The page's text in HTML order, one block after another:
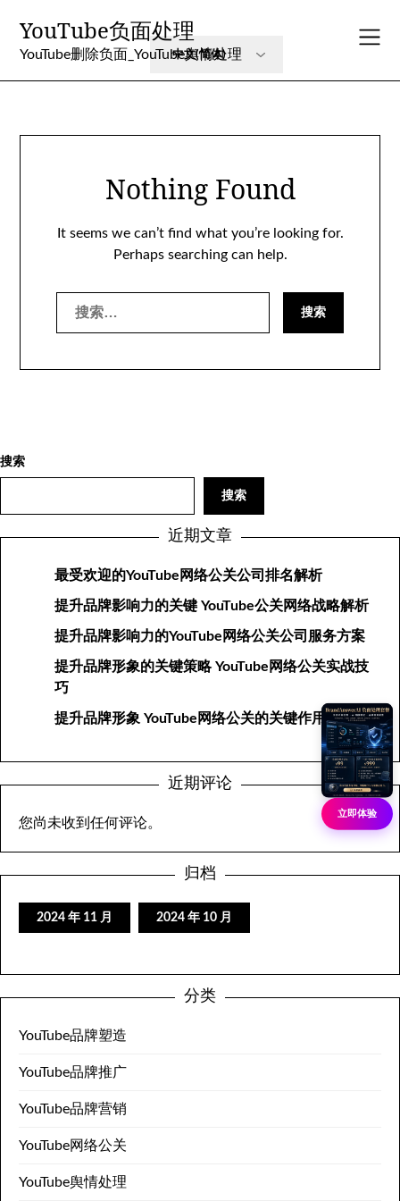
content
YouTube负面处理
YouTube删除负面_YouTube舆情处理
Nothing Found
It seems we can’t find what you’re looking for.
Perhaps searching can help.
索：
搜索
搜索
近期文章
最受欢迎的YouTube网络公关公司排名解析
提升品牌影响力的关键 YouTube公关网络战略解析
提升品牌影响力的YouTube网络公关公司服务方案
提升品牌形象的关键策略 YouTube网络公关实战技
巧
提升品牌形象 YouTube网络公关的关键作用与策略
近期评论
您尚未收到任何评论。
归档
2024 年 11 月 2024 年 10 月
分类
YouTube品牌塑造
YouTube品牌推广
YouTube品牌营销
YouTube网络公关
YouTube舆情处理
立即体验